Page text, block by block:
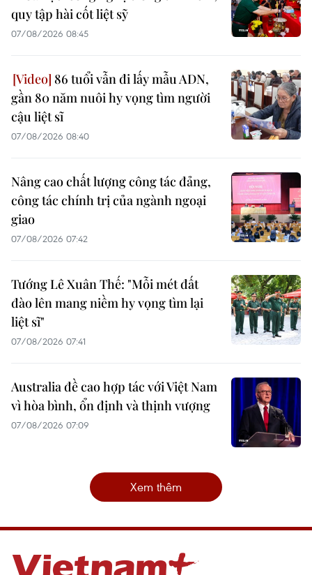
quy tập hài cốt liệt sỹ
07/08/2026 08:45
86 tuổi vẫn đi lấy mẫu ADN,
gần 80 năm nuôi hy vọng tìm người
cậu liệt sĩ
07/08/2026 08:40
Nâng cao chất lượng công tác đảng,
công tác chính trị của ngành ngoại
giao
07/08/2026 07:42
Tướng Lê Xuân Thế: "Mỗi mét đất
đào lên mang niềm hy vọng tìm lại
liệt sĩ"
07/08/2026 07:41
Australia đề cao hợp tác với Việt Nam
vì hòa bình, ổn định và thịnh vượng
07/08/2026 07:09
Xem thêm